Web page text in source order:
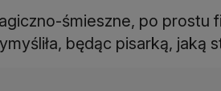
śmieszne, po prostu
będąc pisarką, jaką